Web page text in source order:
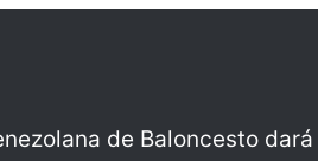
de Baloncesto